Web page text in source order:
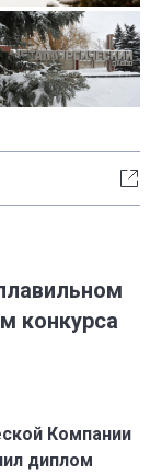
конкурса
Компании
диплом